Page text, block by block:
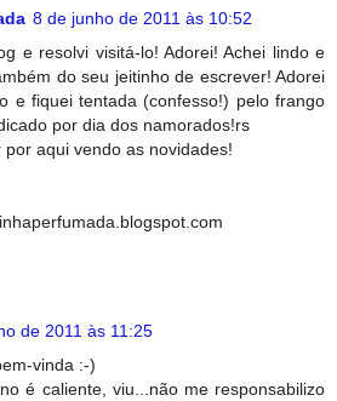
8 de junho de 2011 às 10:52
e resolvi visitá-lo! Adorei! Achei lindo e
do seu jeitinho de escrever! Adorei
e fiquei tentada (confesso!) pelo frango
por dia dos namorados!rs
aqui vendo as novidades!
de 2011 às 11:25
vinda :-)
é caliente, viu...não me responsabilizo